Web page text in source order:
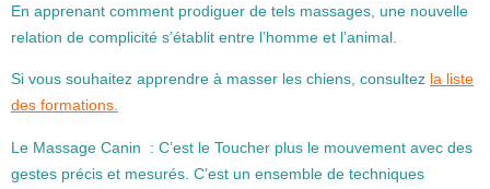
En apprenant comment prodiguer de tels massages, une nouvelle
relation de complicité s’établit entre l’homme et l’animal.
Si vous souhaitez apprendre à masser les chiens, consultez la liste
des formations.
Le Massage Canin : C’est le Toucher plus le mouvement avec des
gestes précis et mesurés. C’est un ensemble de techniques